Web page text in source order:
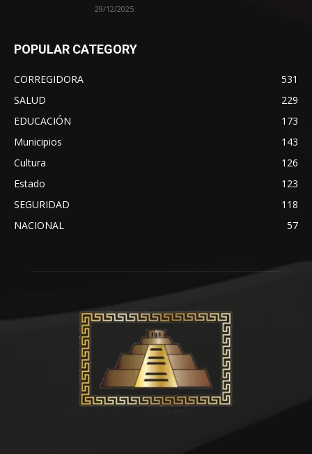
29/12/2025
POPULAR CATEGORY
CORREGIDORA
531
SALUD
229
EDUCACIÓN
173
Municipios
143
Cultura
126
Estado
123
SEGURIDAD
118
NACIONAL
57